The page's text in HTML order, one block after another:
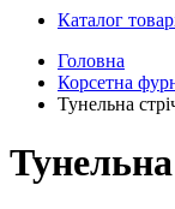
Каталог
Головна
Корсетна
Тунельна